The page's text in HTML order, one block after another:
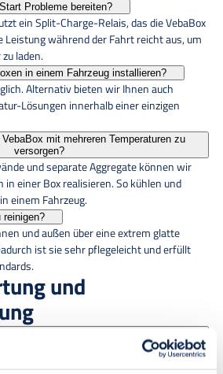
Probleme bereiten?
ein Split-Charge-Relais, das die VebaBox
während der Fahrt reicht aus, um
laden.
in einem Fahrzeug installieren?
Alternativ bieten wir Ihnen auch
Lösungen innerhalb einer einzigen
mit mehreren Temperaturen zu
versorgen?
und separate Aggregate können wir
in einer Box realisieren. So kühlen und
einem Fahrzeug.
reinigen?
und außen über eine extrem glatte
ist sie sehr pflegeleicht und erfüllt
und
Powerpacks kann die VebaBox bei